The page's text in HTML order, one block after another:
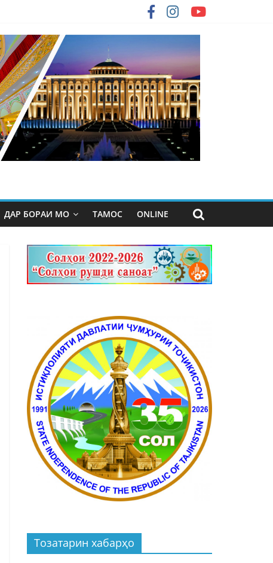
ДАР БОРАИ МО ТАМОС ONLINE
Тозатарин хабарҳо